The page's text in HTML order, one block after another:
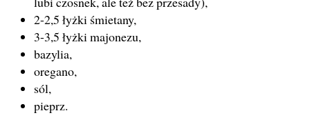
2-2,5 łyżki śmietany,
3-3,5 łyżki majonezu,
bazylia,
oregano,
sól,
pieprz.